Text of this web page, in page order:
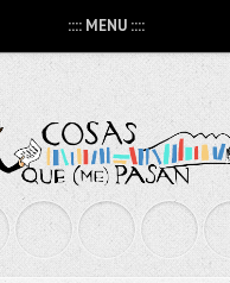
:::: MENU ::::